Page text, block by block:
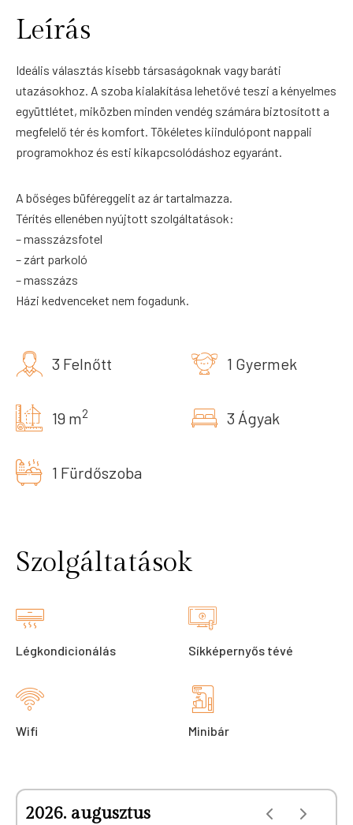
Leírás
Ideális választás kisebb társaságoknak vagy baráti
utazásokhoz. A szoba kialakítása lehetővé teszi a kényelmes
együttlétet, miközben minden vendég számára biztosított a
megfelelő tér és komfort. Tökéletes kiindulópont nappali
programokhoz és esti kikapcsolódáshoz egyaránt.
A bőséges büféreggelit az ár tartalmazza.
Térítés ellenében nyújtott szolgáltatások:
–masszázsfotel
– zárt parkoló
–masszázs
Házi kedvenceket nem fogadunk.
3 Felnőtt 1 Gyermek
19 m2 3 Ágyak
1 Fürdőszoba
Szolgáltatások
Légkondicionálás Síkképernyős tévé
Wifi Minibár
2026. augusztus